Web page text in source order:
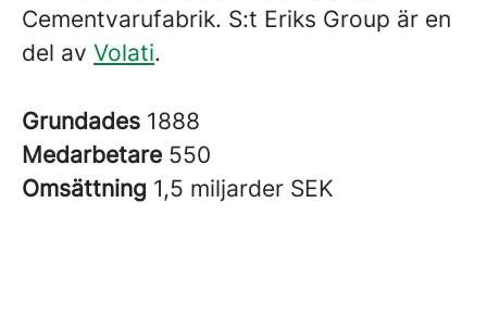
Cementvarufabrik. S:t Eriks Group är en
del av Volati.
Grundades 1888
Medarbetare 550
Omsättning 1,5 miljarder SEK